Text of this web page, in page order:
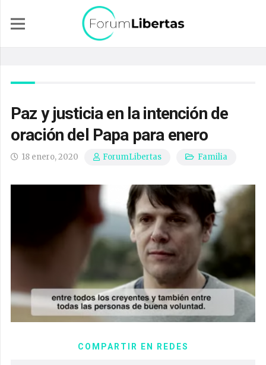
Paz y justicia en la intención de
oración del Papa para enero
18 enero, 2020 ForumLibertas Familia
COMPARTIR EN REDES